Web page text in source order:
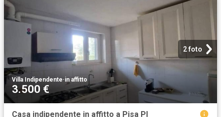
2 foto
Villa Indipendente·in affitto
3.500 €
Casa indipendente in affitto a Pisa PI